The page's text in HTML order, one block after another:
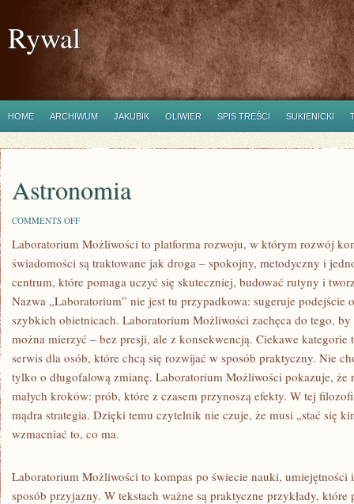
Rywal
HOME ARCHIWUM JAKUBIK OLIWIER SPIS TREŚCI SUKIENICKI
Astronomia
COMMENTS OFFON
Laboratorium Możliwości to platforma rozwoju, w którym rozwój
świadomości są traktowane jak droga – spokojny, metodyczny i
centrum, które pomaga uczyć się skuteczniej, budować rutyny i
Nazwa „Laboratorium” nie jest tu przypadkowa: sugeruje podejście
szybkich obietnicach. Laboratorium Możliwości zachęca do tego,
można mierzyć – bez presji, ale z konsekwencją. Ciekawe kategorie
serwis dla osób, które chcą się rozwijać w sposób praktyczny. Nie
tylko o długofalową zmianę. Laboratorium Możliwości pokazuje,
małych kroków: prób, które z czasem przynoszą efekty. W tej
mądra strategia. Dzięki temu czytelnik nie czuje, że musi „stać się
wzmacniać to, co ma.
Laboratorium Możliwości to kompas po świecie nauki, umiejętności
sposób przyjazny. W tekstach ważne są praktyczne przykłady, które